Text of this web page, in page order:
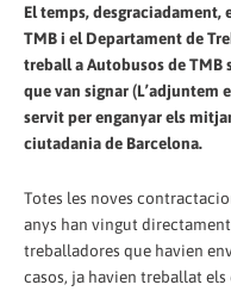
El temps, desgraciadament,
TMB i el Departament de
treball a Autobusos de TMB
que van signar (L’adjuntem
servit per enganyar els
ciutadania de Barcelona.
Totes les noves
anys han vingut
treballadores que havien
casos, ja havien treballat